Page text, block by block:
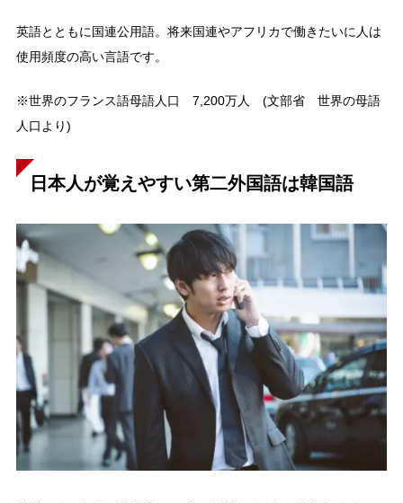
英語とともに国連公用語。将来国連やアフリカで働きたいに人は
使用頻度の高い言語です。
※世界のフランス語母語人口 7,200万人 (文部省 世界の母語
人口より)
日本人が覚えやすい第二外国語は韓国語